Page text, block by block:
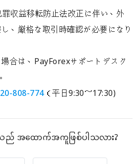
収益移転防止法改正に伴い、外
、厳格な取引時確認が必要になり
合は、PayForexサポートデスク
808-774（平日9:30～17:30)
အထောက်အကူဖြစ်ပါသလား?